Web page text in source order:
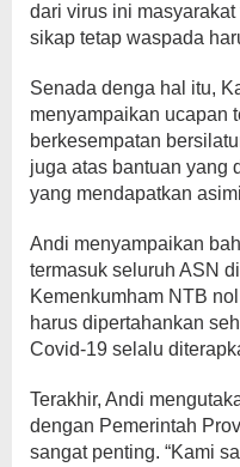
dari virus ini
sikap tetap waspada
Senada denga hal itu,
menyampaikan ucapan
berkesempatan
juga atas bantuan yang
yang mendapatkan
Andi menyampaikan
termasuk seluruh ASN
Kemenkumham NTB
harus dipertahankan
Covid-19 selalu
Terakhir, Andi
dengan Pemerintah
sangat penting. “Kami